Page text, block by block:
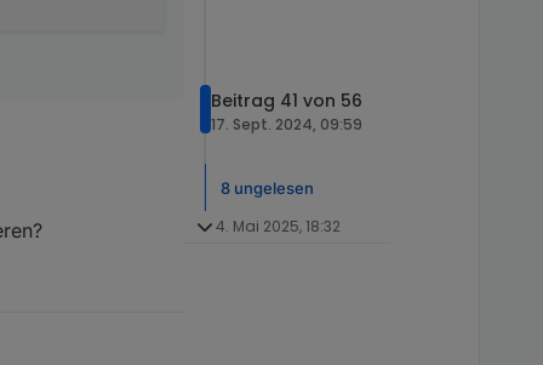
Beitrag 41 von 56
17. Sept. 2024, 09:59
8 ungelesen
4. Mai 2025, 18:32